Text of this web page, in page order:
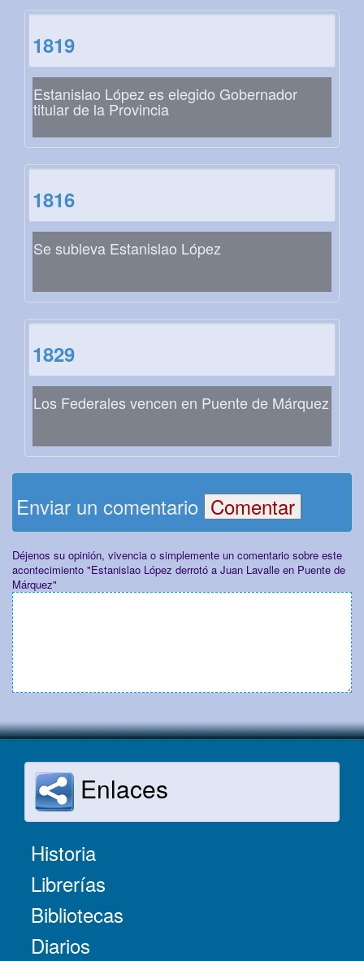
1819
Estanislao López es elegido Gobernador
titular de la Provincia
1816
Se subleva Estanislao López
1829
Los Federales vencen en Puente de Márquez
Enviar un comentario
Déjenos su opinión, vivencia o simplemente un comentario sobre este
acontecimiento "Estanislao López derrotó a Juan Lavalle en Puente de
Márquez"
Enlaces
Historia
Librerías
Bibliotecas
Diarios